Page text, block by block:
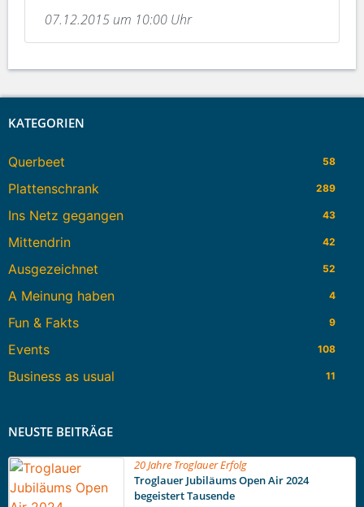
07.12.2015 um 10:00 Uhr
KATEGORIEN
Querbeet 58
Plattenschrank 289
Ins Netz gegangen 43
Mittendrin 42
Ausgezeichnet 52
A Meinung haben 4
Fun & Fakts 9
Events 108
Business as usual 11
NEUSTE BEITRÄGE
20 Jahre Troglauer Erfolg
Troglauer Jubiläums Open Air 2024
begeistert Tausende